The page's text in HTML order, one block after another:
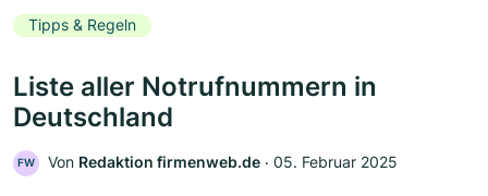
Tipps & Regeln
Liste aller Notrufnummern in
Deutschland
FW Von Redaktion firmenweb.de ‧ 05. Februar 2025